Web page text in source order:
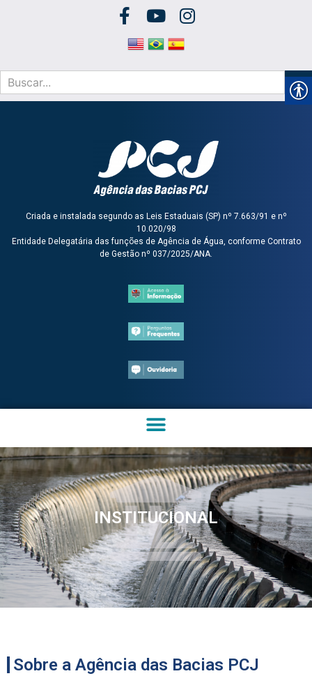
Criada e instalada segundo as Leis Estaduais (SP) nº 7.663/91 e nº
10.020/98
Entidade Delegatária das funções de Agência de Água, conforme Contrato
de Gestão nº 037/2025/ANA.
INSTITUCIONAL
Sobre a Agência das Bacias PCJ